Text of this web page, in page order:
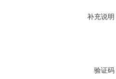
补充说明
验证码